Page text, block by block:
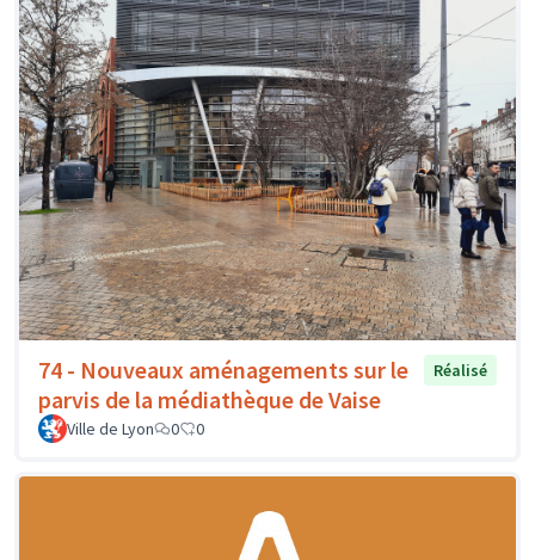
74 - Nouveaux aménagements sur le
parvis de la médiathèque de Vaise
Réalisé
Ville de Lyon 0 0